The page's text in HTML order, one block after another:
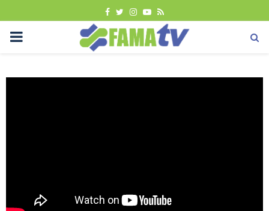
FACEBOOK
TWITTER
INSTAGRAM
YOUTUBE
RSS
PRIMARY